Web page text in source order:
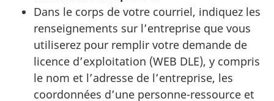
Dans le corps de votre courriel, indiquez les
renseignements sur l’entreprise que vous
utiliserez pour remplir votre demande de
licence d’exploitation (WEB DLE), y compris
le nom et l’adresse de l’entreprise, les
coordonnées d’une personne-ressource et